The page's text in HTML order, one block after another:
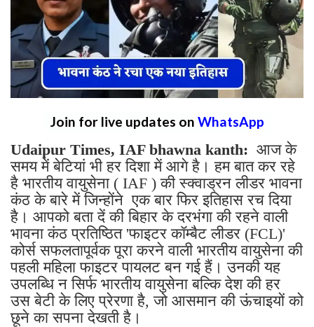
Join for live updates on WhatsApp
Udaipur Times, IAF bhawna kanth: आज के
समय में बेटियां भी हर दिशा में आगे है। हम बात कर रहे
है भारतीय वायुसेना ( IAF ) की स्क्वाड्रन लीडर भावना
कंठ के बारे में जिन्होंने एक बार फिर इतिहास रच दिया
है। आपको बता दें की बिहार के दरभंगा की रहने वाली
भावना कंठ प्रतिष्ठित 'फाइटर कॉम्बैट लीडर (FCL)'
कोर्स सफलतापूर्वक पूरा करने वाली भारतीय वायुसेना की
पहली महिला फाइटर पायलट बन गई हैं। उनकी यह
उपलब्धि न सिर्फ भारतीय वायुसेना बल्कि देश की हर
उस बेटी के लिए प्रेरणा है, जो आसमान की ऊंचाइयों को
छूने का सपना देखती है।